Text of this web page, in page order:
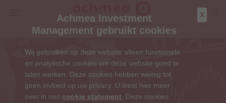
Achmea Investment
Management gebruikt cookies
Wij gebruiken op deze website alleen functionele
en analytische cookies om deze website goed te
laten werken. Deze cookies hebben weinig tot
geen invloed op uw privacy. U leest hier meer
over in ons cookie statement . Deze cookies
X